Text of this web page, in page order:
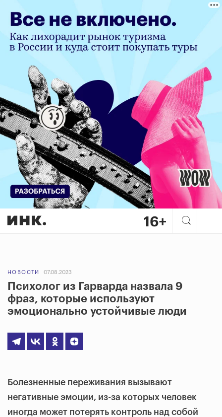
НОВОСТИ 07.08.2023
Психолог из Гарварда назвала 9
фраз, которые используют
эмоционально устойчивые люди
Болезненные переживания вызывают
негативные эмоции, из-за которых человек
иногда может потерять контроль над собой